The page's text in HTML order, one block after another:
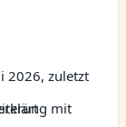
2026, zuletzt